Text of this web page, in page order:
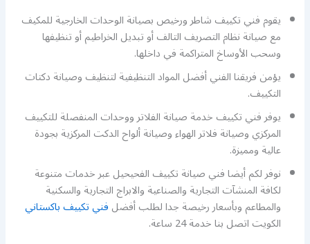
يقوم فني تكييف شاطر ورخيص بصيانة الوحدات الخارجية للمكيف
مع صيانة نظام التصريف التالف أو تبديل الخراطيم أو تنظيفها
وسحب الأوساخ المتراكمة في داخلها.
يؤمن فريقنا الفني أفضل المواد التنظيفية لتنظيف وصيانة دكتات
التكييف.
يوفر فني تكييف خدمة صيانة الفلاتر ووحدات المنفصلة للتكييف
المركزي وصيانة فلاتر الهواء وصيانة ألواح الدكت المركزية بجودة
عالية ومميزة.
نوفر لكم أيضا فني صيانة تكييف الفحيحيل عبر خدمات متنوعة
لكافة المنشآت التجارية والصناعية والابراج التجارية والسكنية
والمطاعم وبأسعار رخيصة جدا لطلب أفضلفني تكييف باكستاني
الكويت اتصل بنا خدمة 24 ساعة.